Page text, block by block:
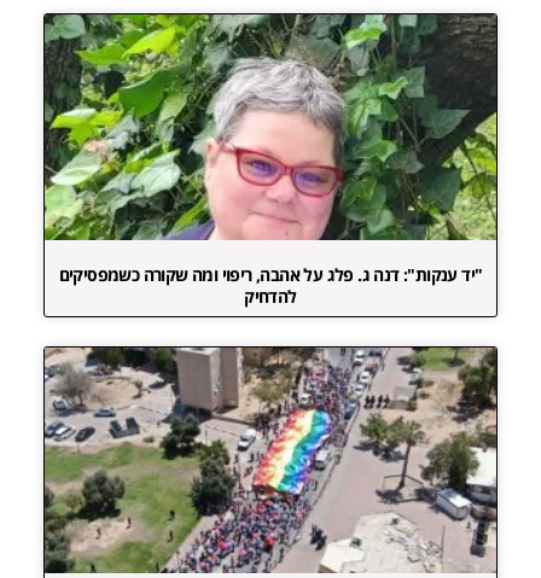
"יד ענקות": דנה ג. פלג על אהבה, ריפוי ומה שקורה כשמפסיקים
להדחיק